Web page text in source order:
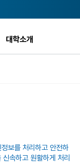
대학소개
보를 처리하고 안전하
속하고 원활하게 처리